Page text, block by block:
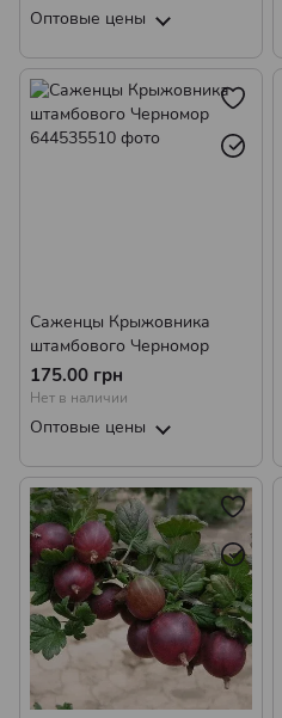
Оптовые цены
Саженцы Крыжовника
штамбового Черномор
175.00 грн
Нет в наличии
Оптовые цены